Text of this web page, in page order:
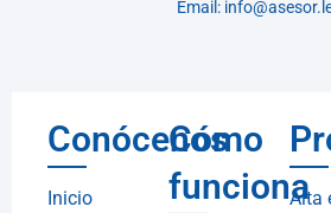
Email:
Conócenos
Inicio
Cómo
funciona
Alta